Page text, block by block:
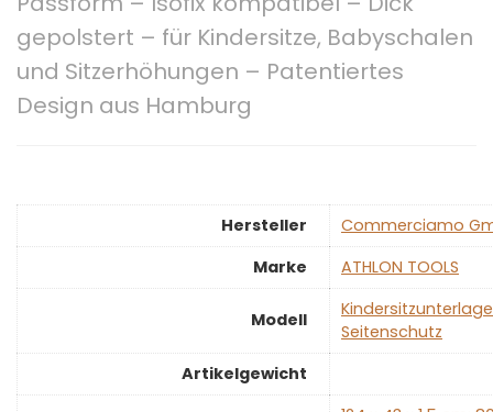
gepolstert – für Kindersitze, Babyschalen
und Sitzerhöhungen – Patentiertes
Design aus Hamburg
Hersteller
‎Commerciamo
Marke
‎ATHLON TOOLS
Modell
Seitenschutz
Artikelgewicht